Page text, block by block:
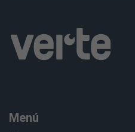
Menú